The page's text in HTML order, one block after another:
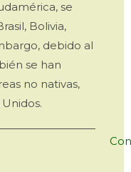
se
Bolivia,
debido al
se han
no nativas,